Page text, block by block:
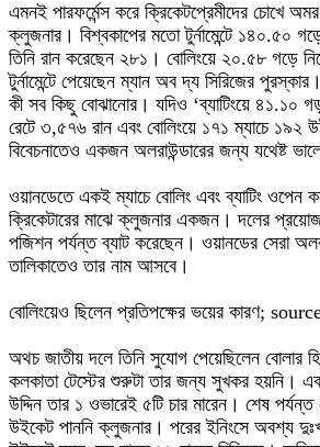
এমনই পারফর্মেন্স করে ক্রিকেটপ্রেমীদের চোখে
ক্লুজনার। বিশ্বকাপের মতো টুর্নামেন্টে ১৪০.৫০
তিনি রান করেছেন ২৮১। বোলিংয়ে ২০.৫৮ গড়ে
টুর্নামেন্টে পেয়েছেন ম্যান অব দ্য সিরিজের
কী সব কিছু বোঝানোর। যদিও ‘ব্যাটিংয়ে
রেটে ৩,৫৭৬ রান এবং বোলিংয়ে ১৭১ ম্যাচে ১৯২
বিবেচনাতেও একজন অলরাউন্ডারের জন্য যথেষ্ট
ওয়ানডেতে একই ম্যাচে বোলিং এবং ব্যাটিং ওপেন
ক্রিকেটারের মাঝে ক্লুজনার একজন। দলের
পজিশন পর্যন্ত ব্যাট করেছেন। ওয়ানডের সেরা
তালিকাতেও তার নাম আসবে।
বোলিংয়েও ছিলেন প্রতিপক্ষের ভয়ের কারণ;
অথচ জাতীয় দলে তিনি সুযোগ পেয়েছিলেন বোলার
কলকাতা টেস্টের শুরুটা তার জন্য সুখকর হয়নি।
উদ্দিন তার ১ ওভারেই ৫টি চার মারেন। শেষ
উইকেট পাননি ক্লুজনার। পরের ইনিংসে অবশ্য